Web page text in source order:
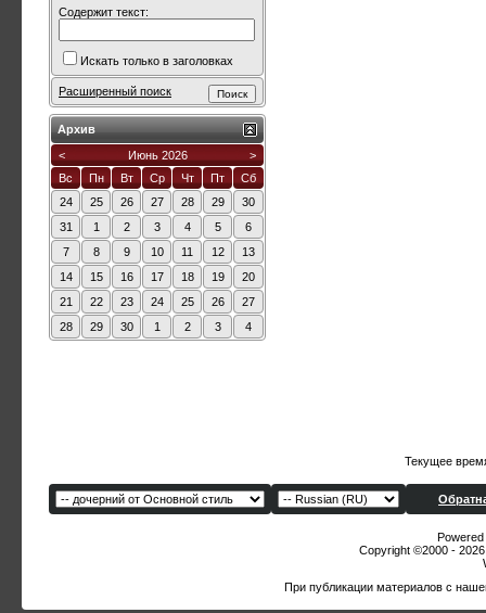
Содержит текст:
Искать только в заголовках
Расширенный поиск
Архив
<
>
Июнь 2026
Вс
Пн Вт Ср Чт Пт
Сб
24
25 26 27 28 29
30
31
1 2 3 4 5
6
7
8 9 10 11 12
13
14
15 16 17 18 19
20
21
22 23 24 25 26
27
28
29 30 1 2 3 4
Текущее
Copyright ©2000 -
При публикации материалов с